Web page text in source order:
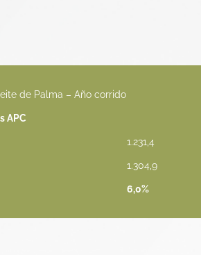
de Palma – Año corrido
APC
1.231,4
1.304,9
6,0%